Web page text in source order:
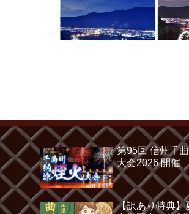
第95回 信州千
大会2026 開催
【訳あり特典】